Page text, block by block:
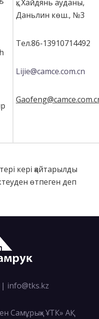
қ., Хайдянь ауданы,
Даньлин көш., №3
Тел.86-13910714492
Lijie@camce.com.cn
кері қайтарылды
өтпеген деп
| info@tks.kz
Самұрық» ҰТК» АҚ